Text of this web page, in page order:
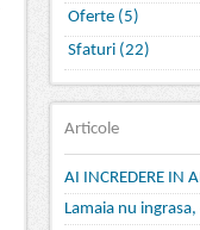
Oferte (5)
Sfaturi (22)
Articole
AI INCREDERE IN
Lamaia nu